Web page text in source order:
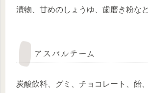
漬物、甘めのしょうゆ、歯磨き粉な
アスパルテーム
炭酸飲料、グミ、チョコレート、飴